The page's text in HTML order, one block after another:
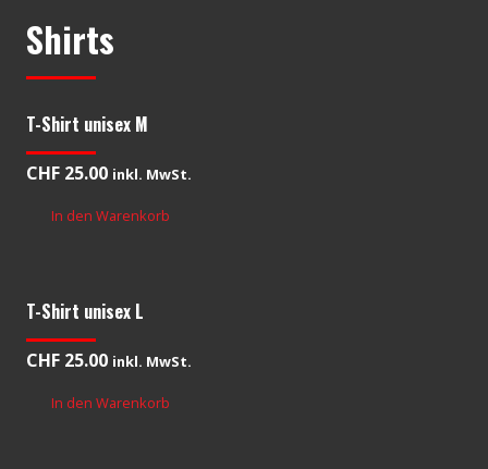
Shirts
T-Shirt unisex M
CHF 25.00 inkl. MwSt.
In den Warenkorb
T-Shirt unisex L
CHF 25.00 inkl. MwSt.
In den Warenkorb